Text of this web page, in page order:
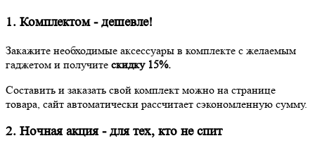
1. Комплектом - дешевле!
Закажите необходимые аксессуары в комплекте с желаемым
гаджетом и получите скидку 15%.
Составить и заказать свой комплект можно на странице
товара, сайт автоматически рассчитает сэкономленную сумму.
2. Ночная акция - для тех, кто не спит